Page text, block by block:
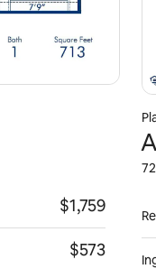
$1,759
$573